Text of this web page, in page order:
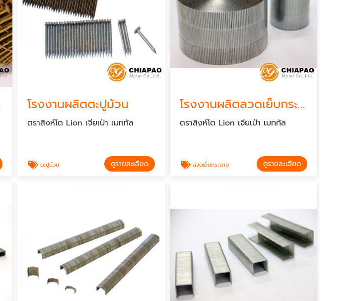
โรงงานผลิตตะปูม้วน
ตราสิงห์โต Lion เจียเป่า เมททัล
ตะปูม้วน ดูรายละเอียด
โรงงานผลิตลวดเย็บกระดาษม้วน
ตราสิงห์โต Lion เจียเป่า เมททัล
ลวดเย็บกระดาษ ดูรายละเอียด